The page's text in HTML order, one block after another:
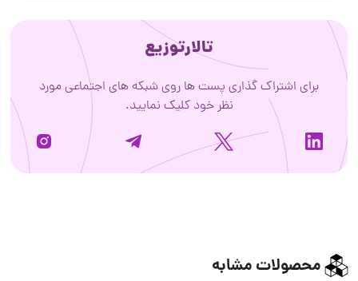
تالارتوزیع
برای اشتراک گذاری پست ها روی شبکه های اجتماعی مورد
نظر خود کلیک نمایید.
محصولات مشابه